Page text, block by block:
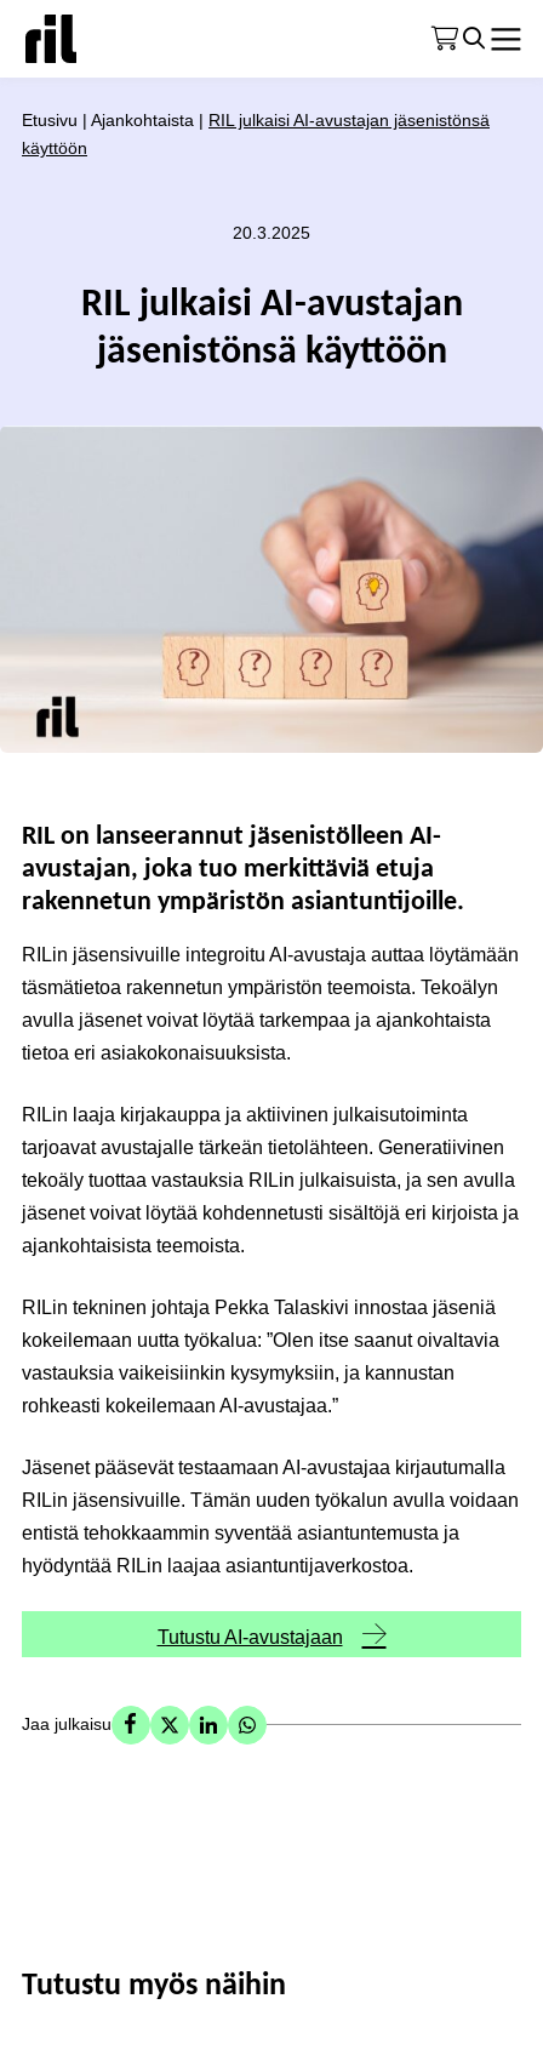
Etusivu | Ajankohtaista | RIL julkaisi AI-avustajan jäsenistönsä
käyttöön
20.3.2025
RIL julkaisi AI-avustajan
jäsenistönsä käyttöön
RIL on lanseerannut jäsenistölleen AI-
avustajan, joka tuo merkittäviä etuja
rakennetun ympäristön asiantuntijoille.
RILin jäsensivuille integroitu AI-avustaja auttaa löytämään
täsmätietoa rakennetun ympäristön teemoista. Tekoälyn
avulla jäsenet voivat löytää tarkempaa ja ajankohtaista
tietoa eri asiakokonaisuuksista.
RILin laaja kirjakauppa ja aktiivinen julkaisutoiminta
tarjoavat avustajalle tärkeän tietolähteen. Generatiivinen
tekoäly tuottaa vastauksia RILin julkaisuista, ja sen avulla
jäsenet voivat löytää kohdennetusti sisältöjä eri kirjoista ja
ajankohtaisista teemoista.
RILin tekninen johtaja Pekka Talaskivi innostaa jäseniä
kokeilemaan uutta työkalua: ”Olen itse saanut oivaltavia
vastauksia vaikeisiinkin kysymyksiin, ja kannustan
rohkeasti kokeilemaan AI-avustajaa.”
Jäsenet pääsevät testaamaan AI-avustajaa kirjautumalla
RILin jäsensivuille. Tämän uuden työkalun avulla voidaan
entistä tehokkaammin syventää asiantuntemusta ja
hyödyntää RILin laajaa asiantuntijaverkostoa.
Tutustu AI-avustajaan
Jaa julkaisu
Tutustu myös näihin